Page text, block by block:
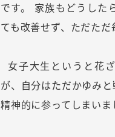
です。 家族もどうした
ても改善せず、ただただ
女子大生というと花
が、自分はただかゆみ
精神的に参ってしまいま